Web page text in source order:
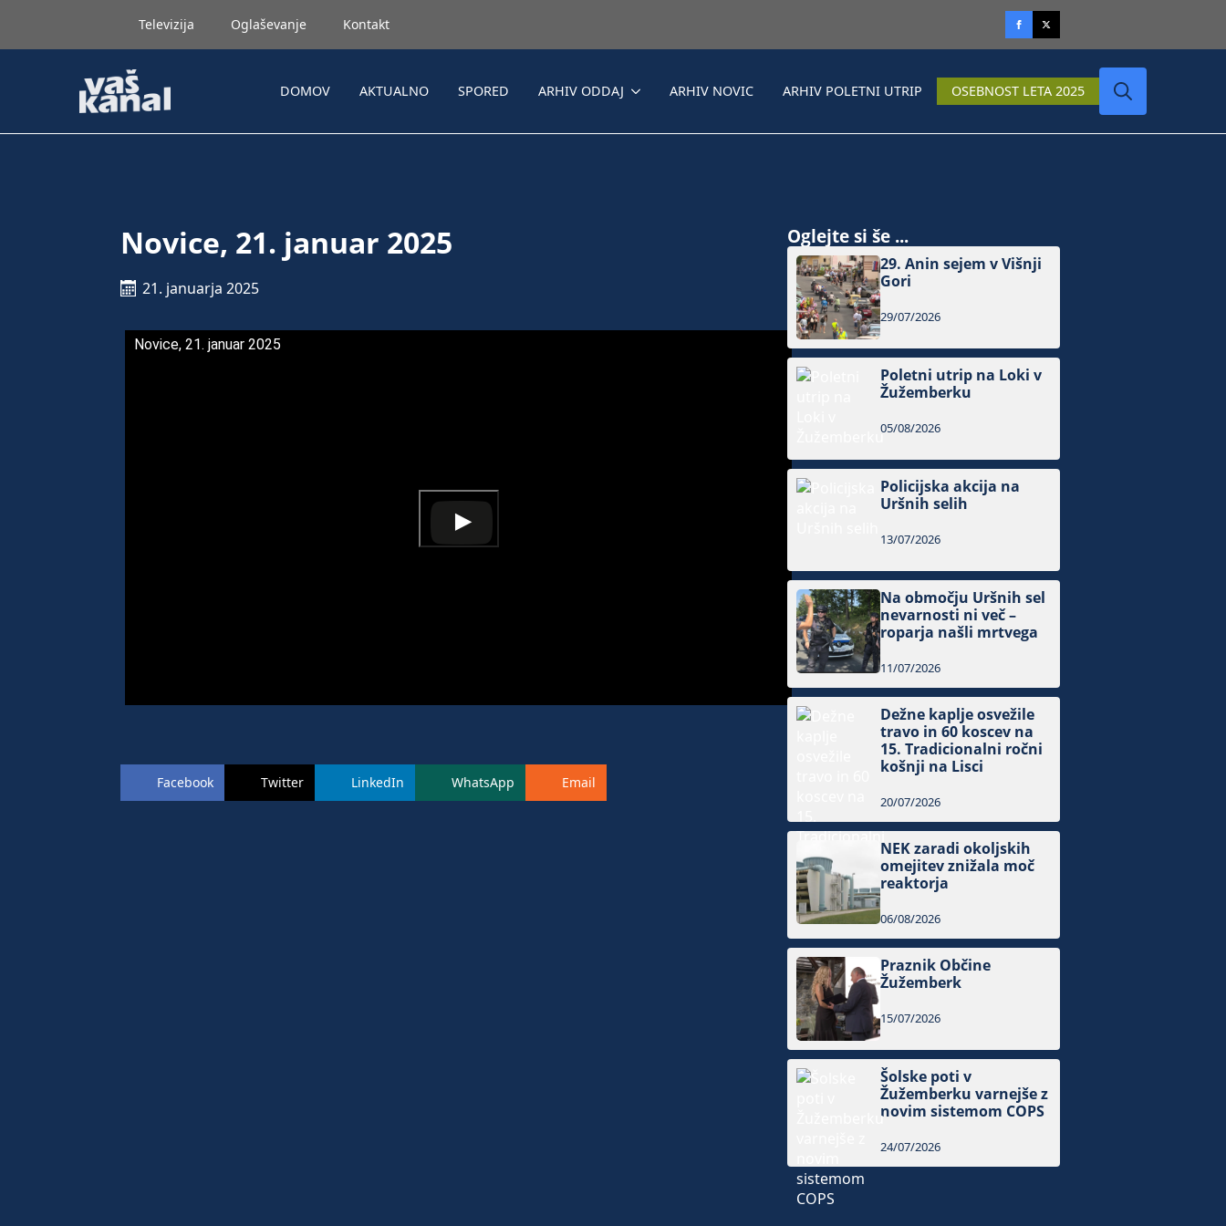
Televizija Oglaševanje Kontakt
DOMOV AKTUALNO SPORED ARHIV ODDAJ ARHIV NOVIC ARHIV POLETNI UTRIP OSEBNOST LETA 2025
Novice, 21. januar 2025
21. januarja 2025
Novice, 21. januar 2025
Facebook Twitter LinkedIn WhatsApp Email
Oglejte si še ...
29. Anin sejem v Višnji
Gori
29/07/2026
Poletni utrip na Loki v
Žužemberku
05/08/2026
Policijska akcija na
Uršnih selih
13/07/2026
Na območju Uršnih sel
nevarnosti ni več –
roparja našli mrtvega
11/07/2026
Dežne kaplje osvežile
travo in 60 koscev na
15. Tradicionalni ročni
košnji na Lisci
20/07/2026
NEK zaradi okoljskih
omejitev znižala moč
reaktorja
06/08/2026
Praznik Občine
Žužemberk
15/07/2026
Šolske poti v
Žužemberku varnejše z
novim sistemom COPS
24/07/2026